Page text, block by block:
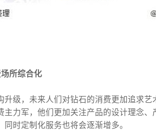
所综合化
升级，未来人们对钻石的消费更加追求艺
力军，他们更加关注产品的设计理念、
时定制化服务也将会逐渐增多。